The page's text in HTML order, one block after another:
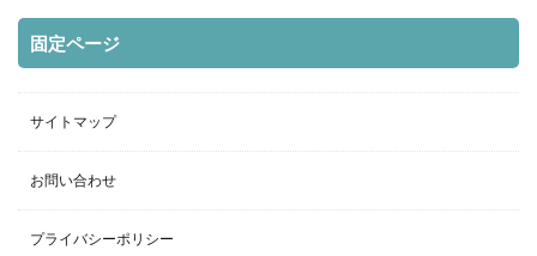
固定ページ
サイトマップ
お問い合わせ
プライバシーポリシー